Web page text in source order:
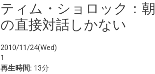
ティム・ショロック：
の直接対話しかない
2010/11/24(Wed)
1
再生時間: 13分